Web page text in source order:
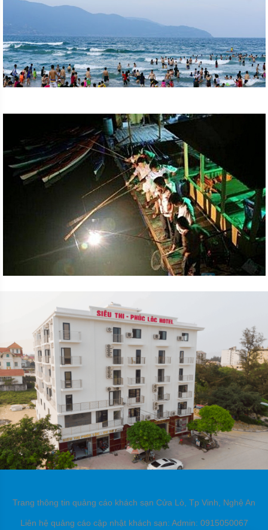
Trang thông tin quảng cáo khách sạn Cửa Lò, Tp Vinh, Nghệ An
Liên hệ quảng cáo cập nhật khách sạn: Admin: 0915050067